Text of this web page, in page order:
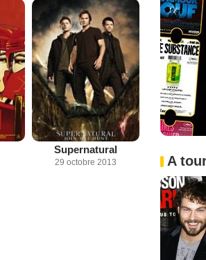
Supernatural
29 octobre 2013 A